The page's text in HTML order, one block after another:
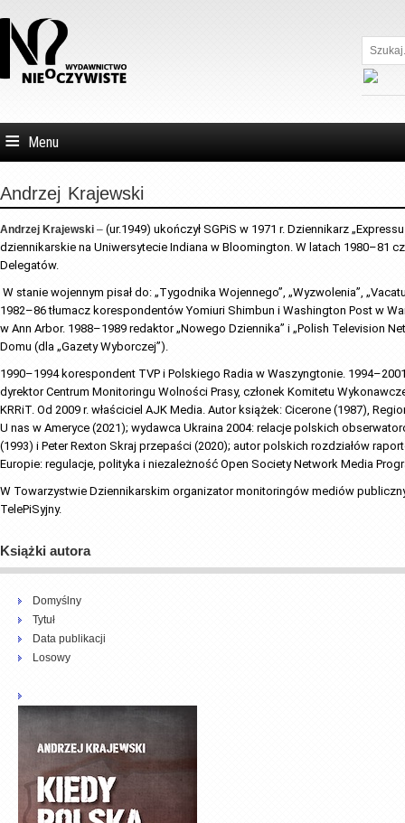
Szukaj...
Menu
Andrzej Krajewski
Andrzej Krajewski – (ur.1949) ukończył SGPiS w 1971 r. Dziennikarz
dziennikarskie na Uniwersytecie Indiana w Bloomington. W latach 1980–81
Delegatów.
1982–86 tłumacz korespondentów Yomiuri Shimbun i Washington Post w
w Ann Arbor. 1988–1989 redaktor „Nowego Dziennika” i „Polish Television
Domu (dla „Gazety Wyborczej”).
1990–1994 korespondent TVP i Polskiego Radia w Waszyngtonie.
dyrektor Centrum Monitoringu Wolności Prasy, członek Komitetu
KRRiT. Od 2009 r. właściciel AJK Media. Autor książek: Cicerone (1987),
U nas w Ameryce (2021); wydawca Ukraina 2004: relacje polskich
(1993) i Peter Rexton Skraj przepaści (2020); autor polskich rozdziałów
Europie: regulacje, polityka i niezależność Open Society Network Media
W Towarzystwie Dziennikarskim organizator monitoringów mediów
TelePiSyjny.
Książki autora
Domyślny
Tytuł
Data publikacji
Losowy